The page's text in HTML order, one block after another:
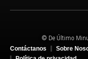
© De Último
Contáctanos
Sobre